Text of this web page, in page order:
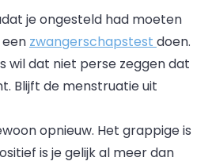
je ongesteld had moeten
zwangerschapstest doen.
wil dat niet perse zeggen dat
Blijft de menstruatie uit
opnieuw. Het grappige is
is je gelijk al meer dan